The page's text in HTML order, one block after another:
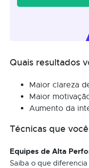
Quais resultados
Maior clareza
Maior
Aumento da
Técnicas que
Equipes de Alta
Saiba o que